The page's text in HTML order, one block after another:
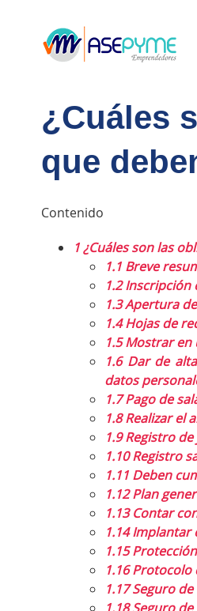
contenido
¿Cuáles
que
Contenido
1¿Cuáles son las
1.1 Breve
1.2Inscripción
1.3Apertura
1.4Hojas de
1.5Mostrar en
1.6Dar de alta
datos
1.7Pago de
1.8Realizar el
1.9Registro de
1.10Registro
1.11 Deben
1.12Plan
1.13Contar
1.14Implantar
1.15
1.16Protocolo
1.17Seguro de